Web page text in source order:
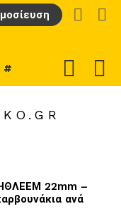
LOGIN
#
SKIN
22mm –
ανά